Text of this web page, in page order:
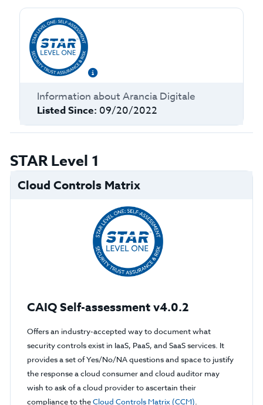
Information about Arancia Digitale
Listed Since: 09/20/2022
STAR Level 1
Cloud Controls Matrix
CAIQ Self-assessment v4.0.2
Offers an industry-accepted way to document what
security controls exist in IaaS, PaaS, and SaaS services. It
provides a set of Yes/No/NA questions and space to justify
the response a cloud consumer and cloud auditor may
wish to ask of a cloud provider to ascertain their
compliance to theCloud Controls Matrix (CCM).